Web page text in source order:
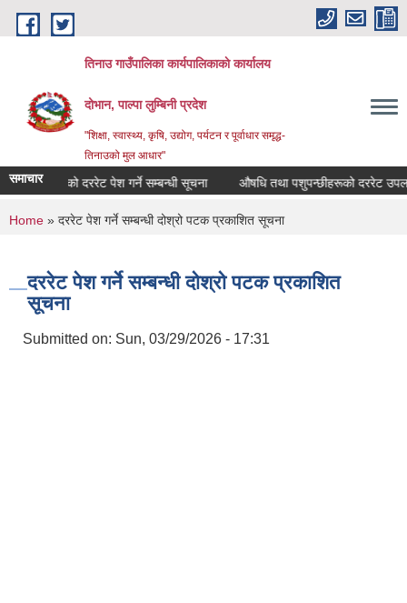
Skip to main content
तिनाउ गाउँपालिका कार्यपालिकाकाे कार्यालय
दोभान, पाल्पा लुम्बिनी प्रदेश
"शिक्षा, स्वास्थ्य, कृषि, उद्योग, पर्यटन र पूर्वाधार समृद्ध-
तिनाउको मुल आधार"
समाचार
कृषि सामाग्रीको दररेट पेश गर्ने सम्बन्धी सूचना औषधि तथा पशुपन्छीहरूको दररेट
You are here
Home » दररेट पेश गर्ने सम्बन्धी दोश्रो पटक प्रकाशित सूचना
दररेट पेश गर्ने सम्बन्धी दोश्रो पटक प्रकाशित
सूचना
Submitted on: Sun, 03/29/2026 - 17:31